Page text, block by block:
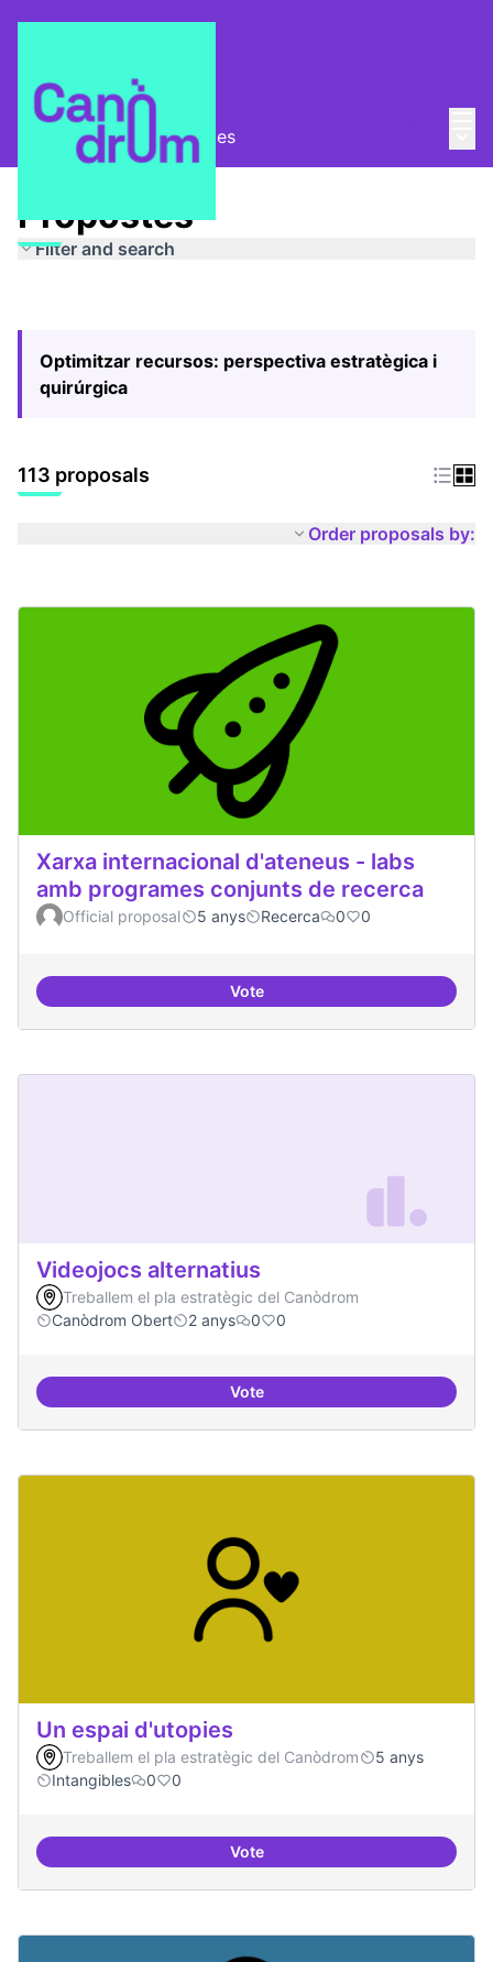
Pla Estratègic Propostes
Propostes
Filter and search
Optimitzar recursos: perspectiva estratègica i
quirúrgica
113 proposals
Order proposals by:
Xarxa internacional d'ateneus - labs
amb programes conjunts de recerca
Official proposal 5 anys Recerca 0 0
VoteXarxa internacional d'ateneus -
Videojocs alternatius
Treballem el pla estratègic del Canòdrom
Canòdrom Obert
2 anys 0 0
VoteVideojocs alternatius
Un espai d'utopies
Treballem el pla estratègic del Canòdrom
5 anys
Intangibles
0 0
VoteUn espai d'utopies